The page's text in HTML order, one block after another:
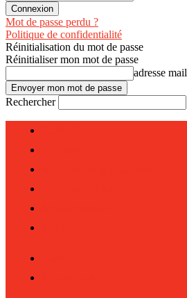
Mot de passe perdu ?
Politique de confidentialité
Réinitialisation du mot de passe
Réinitialiser mon mot de passe
adresse mail
Rechercher